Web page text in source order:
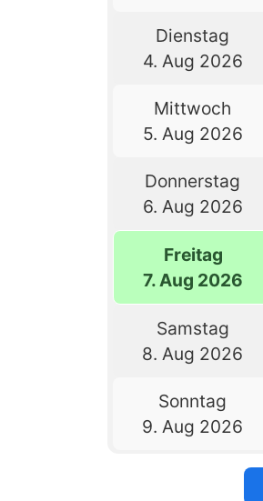
Dienstag
4. Aug 2026
Mittwoch
5. Aug 2026
Donnerstag
6. Aug 2026
Freitag
7. Aug 2026
Samstag
8. Aug 2026
Sonntag
9. Aug 2026